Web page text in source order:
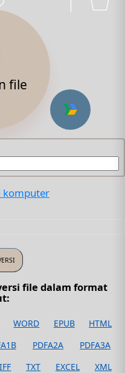
file
komputer
file dalam format
WORD EPUB
HTML
PDFA2A
PDFA3A
TXT EXCEL
XML